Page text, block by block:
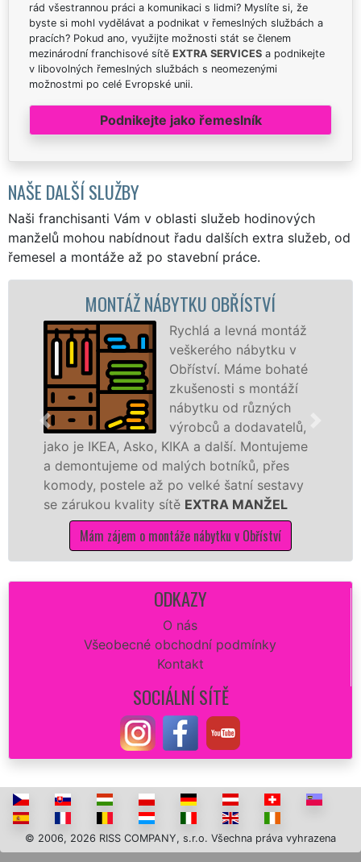
rád všestrannou práci a komunikaci s lidmi? Myslíte si, že
byste si mohl vydělávat a podnikat v řemeslných službách a
pracích? Pokud ano, využijte možnosti stát se členem
mezinárodní franchisové sítě EXTRA SERVICES a podnikejte
v libovolných řemeslných službách s neomezenými
možnostmi po celé Evropské unii.
Podnikejte jako řemeslník
NAŠE DALŠÍ SLUŽBY
Naši franchisanti Vám v oblasti služeb hodinových
manželů mohou nabídnout řadu dalších extra služeb, od
řemesel a montáže až po stavební práce.
MONTÁŽ NÁBYTKU OBŘÍSTVÍ
Rychlá a levná montáž
veškerého nábytku v
Obříství. Máme bohaté
zkušenosti s montáží
nábytku od různých
výrobců a dodavatelů,
je IKEA, Asko, KIKA a další. Montujeme
od malých botníků, přes
postele až po velké šatní sestavy
kvality sítěEXTRA MANŽEL
Mám zájem o montáže nábytku v Obříství
ODKAZY
O nás
Všeobecné obchodní podmínky
Kontakt
SOCIÁLNÍ SÍTĚ
© 2006, 2026 RISS COMPANY, s.r.o. Všechna práva vyhrazena